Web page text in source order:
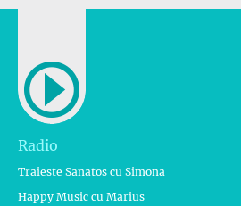
Radio
Traieste Sanatos cu Simona
Happy Music cu Marius